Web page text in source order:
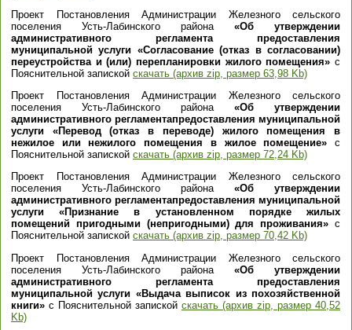
Проект Постановления Администрации Железного сельского
поселения Усть-Лабинского района «Об утверждении
административного регламента предоставления
муниципальной услуги «Согласование (отказ в согласовании)
переустройства и (или) перепланировки жилого помещения» с
Пояснительной запиской скачать (архив zip, размер 63,98 Kb)
Проект Постановления Администрации Железного сельского
поселения Усть-Лабинского района «Об утверждении
административного регламентапредоставления муниципальной
услуги «Перевод (отказ в переводе) жилого помещения в
нежилое или нежилого помещения в жилое помещение» с
Пояснительной запиской скачать (архив zip, размер 72,24 Kb)
Проект Постановления Администрации Железного сельского
поселения Усть-Лабинского района «Об утверждении
административного регламентапредоставления муниципальной
услуги «Признание в установленном порядке жилых
помещений пригодными (непригодными) для проживания» с
Пояснительной запиской скачать (архив zip, размер 70,42 Kb)
Проект Постановления Администрации Железного сельского
поселения Усть-Лабинского района «Об утверждении
административного регламента предоставления
муниципальной услуги «Выдача выписок из похозяйственной
книги» с Пояснительной запиской скачать (архив zip, размер 40,52
Kb)